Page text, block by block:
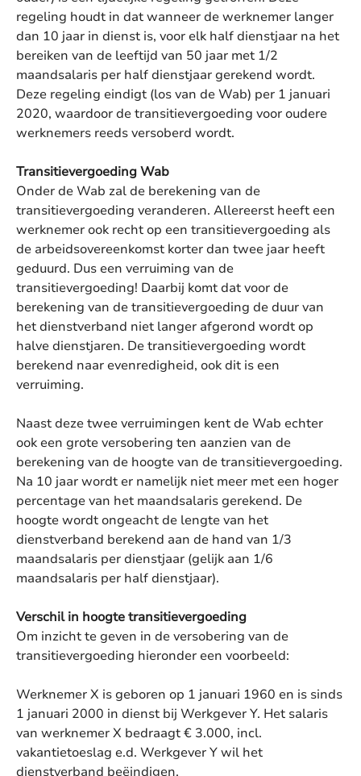
regeling houdt in dat wanneer de werknemer langer
dan 10 jaar in dienst is, voor elk half dienstjaar na het
bereiken van de leeftijd van 50 jaar met 1/2
maandsalaris per half dienstjaar gerekend wordt.
Deze regeling eindigt (los van de Wab) per 1 januari
2020, waardoor de transitievergoeding voor oudere
werknemers reeds versoberd wordt.
Transitievergoeding Wab
Onder de Wab zal de berekening van de
transitievergoeding veranderen. Allereerst heeft een
werknemer ook recht op een transitievergoeding als
de arbeidsovereenkomst korter dan twee jaar heeft
geduurd. Dus een verruiming van de
transitievergoeding! Daarbij komt dat voor de
berekening van de transitievergoeding de duur van
het dienstverband niet langer afgerond wordt op
halve dienstjaren. De transitievergoeding wordt
berekend naar evenredigheid, ook dit is een
verruiming.
Naast deze twee verruimingen kent de Wab echter
ook een grote versobering ten aanzien van de
berekening van de hoogte van de transitievergoeding.
Na 10 jaar wordt er namelijk niet meer met een hoger
percentage van het maandsalaris gerekend. De
hoogte wordt ongeacht de lengte van het
dienstverband berekend aan de hand van 1/3
maandsalaris per dienstjaar (gelijk aan 1/6
maandsalaris per half dienstjaar).
Verschil in hoogte transitievergoeding
Om inzicht te geven in de versobering van de
transitievergoeding hieronder een voorbeeld:
Werknemer X is geboren op 1 januari 1960 en is sinds
1 januari 2000 in dienst bij Werkgever Y. Het salaris
van werknemer X bedraagt € 3.000, incl.
vakantietoeslag e.d. Werkgever Y wil het
dienstverband beëindigen.